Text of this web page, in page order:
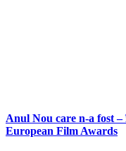
Anul Nou care n-a fost
European Film Awards